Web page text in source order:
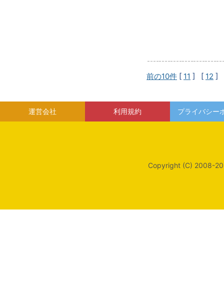
前の10件 [ 11 ] [ 12 ]
運営会社 利用規約 プライバシー
Copyright (C) 2008-